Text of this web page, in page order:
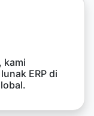
, kami
ERP di